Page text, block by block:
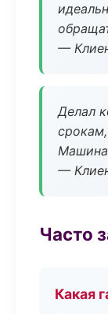
—
Делал
Машина
—
Часто
Какая